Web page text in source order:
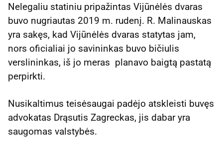
Nelegaliu statiniu pripažintas Vijūnėlės dvaras
buvo nugriautas 2019 m. rudenį. R. Malinauskas
yra sakęs, kad Vijūnėlės dvaras statytas jam,
nors oficialiai jo savininkas buvo bičiulis
verslininkas, iš jo meras planavo baigtą pastatą
perpirkti.
Nusikaltimus teisėsaugai padėjo atskleisti buvęs
advokatas Drąsutis Zagreckas, jis dabar yra
saugomas valstybės.